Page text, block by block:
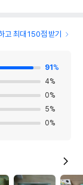
고 최대 150점 받기
91 %
4%
0%
5%
0%